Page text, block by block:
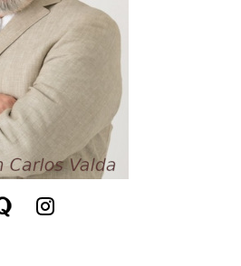
para la próxima vez que
por
laPolítica de
Términos del servicio